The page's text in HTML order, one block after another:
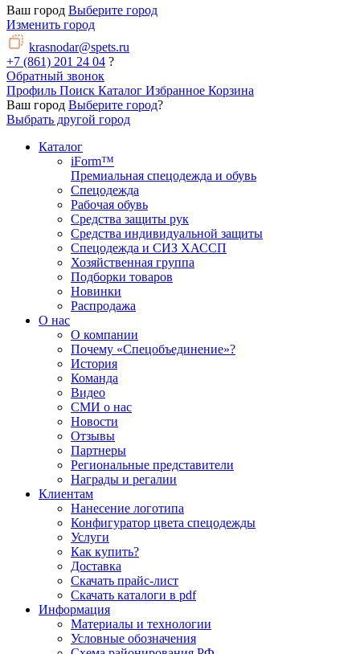
Ваш город Выберите город
Изменить город
krasnodar@spets.ru
+7 (861) 201 24 04 ?
Обратный звонок
Профиль Поиск Каталог Избранное Корзина
Ваш город Выберите город?
Выбрать другой город
Каталог
iForm™
Премиальная спецодежда и обувь
Спецодежда
Рабочая обувь
Средства защиты рук
Средства индивидуальной защиты
Спецодежда и СИЗ ХАССП
Хозяйственная группа
Подборки товаров
Новинки
Распродажа
О нас
О компании
Почему «Спецобъединение»?
История
Команда
Видео
СМИ о нас
Новости
Отзывы
Партнеры
Региональные представители
Награды и регалии
Клиентам
Нанесение логотипа
Конфигуратор цвета спецодежды
Услуги
Как купить?
Доставка
Скачать прайс-лист
Скачать каталоги в pdf
Информация
Материалы и технологии
Условные обозначения